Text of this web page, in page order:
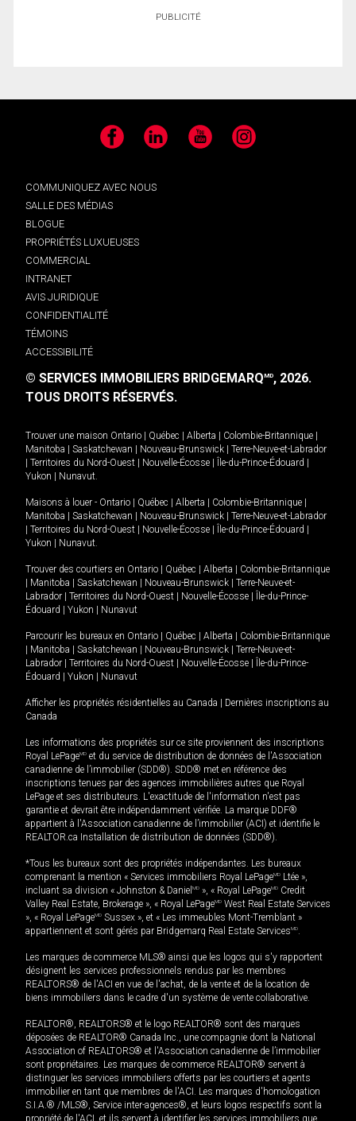
PUBLICITÉ
Facebook LinkedIn YouTube Instagram
COMMUNIQUEZ AVEC NOUS
SALLE DES MÉDIAS
BLOGUE
PROPRIÉTÉS LUXUEUSES
COMMERCIAL
INTRANET
AVIS JURIDIQUE
CONFIDENTIALITÉ
TÉMOINS
ACCESSIBILITÉ
© SERVICES IMMOBILIERS BRIDGEMARQMD, 2026.
TOUS DROITS RÉSERVÉS.
Trouver une maison Ontario Québec Alberta Colombie-Britannique
Manitoba
Saskatchewan Nouveau-Brunswick
Terre-Neuve-et-Labrador
Territoires du Nord-Ouest Nouvelle-Écosse Île-du-Prince-Édouard
Yukon
Nunavut.
Maisons à louer - Ontario Québec Alberta Colombie-Britannique
Manitoba
Saskatchewan Nouveau-Brunswick
Terre-Neuve-et-Labrador
Territoires du Nord-Ouest Nouvelle-Écosse Île-du-Prince-Édouard
Yukon
Nunavut.
Trouver des courtiers en Ontario Québec Alberta
Colombie-Britannique
Manitoba Saskatchewan Nouveau-Brunswick
Terre-Neuve-et-
Labrador
Territoires du Nord-Ouest Nouvelle-Écosse
Île-du-Prince-
Édouard
Yukon Nunavut
Parcourir les bureaux en Ontario Québec Alberta
Colombie-Britannique
Manitoba Saskatchewan Nouveau-Brunswick
Terre-Neuve-et-
Labrador
Territoires du Nord-Ouest Nouvelle-Écosse
Île-du-Prince-
Édouard
Yukon Nunavut
Afficher les propriétés résidentielles au Canada
Dernières inscriptions au
Canada
Les informations des propriétés sur ce site proviennent des inscriptions
Royal LePageMD et du service de distribution de données de l'Association
canadienne de l’immobilier (SDD®). SDD® met en référence des
inscriptions tenues par des agences immobilières autres que Royal
LePage et ses distributeurs. L'exactitude de l'information n'est pas
garantie et devrait être indépendamment vérifiée. La marque DDF®
appartient à l'Association canadienne de l’immobilier (ACI) et identifie le
REALTOR.ca Installation de distribution de données (SDD®).
*Tous les bureaux sont des propriétés indépendantes. Les bureaux
comprenant la mention « Services immobiliers Royal LePageMD Ltée »,
incluant sa division « Johnston & Daniel MD », « Royal LePageMD Credit
Valley Real Estate, Brokerage », « Royal LePageMD West Real Estate Services
», « Royal LePageMD Sussex », et « Les immeubles Mont-Tremblant »
appartiennent et sont gérés par Bridgemarq Real Estate ServicesMD.
Les marques de commerce MLS® ainsi que les logos qui s'y rapportent
désignent les services professionnels rendus par les membres
REALTORS® de l'ACI en vue de l'achat, de la vente et de la location de
biens immobiliers dans le cadre d'un système de vente collaborative.
REALTOR®, REALTORS® et le logo REALTOR® sont des marques
déposées de REALTOR® Canada Inc., une compagnie dont la National
Association of REALTORS® et l'Association canadienne de l’immobilier
sont propriétaires. Les marques de commerce REALTOR® servent à
distinguer les services immobiliers offerts par les courtiers et agents
immobilier en tant que membres de l'ACI. Les marques d'homologation
S.I.A.® /MLS®, Service inter-agences®, et leurs logos respectifs sont la